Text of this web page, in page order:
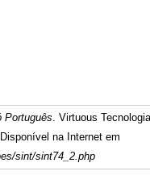
Português. Virtuous
na Internet em
sint/sint74_2.php